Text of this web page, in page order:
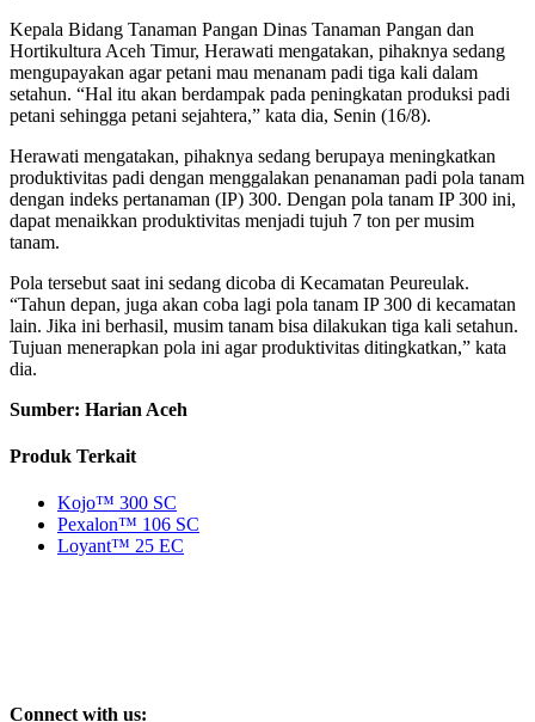
Kepala Bidang Tanaman Pangan Dinas Tanaman Pangan dan
Hortikultura Aceh Timur, Herawati mengatakan, pihaknya sedang
mengupayakan agar petani mau menanam padi tiga kali dalam
setahun. “Hal itu akan berdampak pada peningkatan produksi padi
petani sehingga petani sejahtera,” kata dia, Senin (16/8).
Herawati mengatakan, pihaknya sedang berupaya meningkatkan
produktivitas padi dengan menggalakan penanaman padi pola tanam
dengan indeks pertanaman (IP) 300. Dengan pola tanam IP 300 ini,
dapat menaikkan produktivitas menjadi tujuh 7 ton per musim
tanam.
Pola tersebut saat ini sedang dicoba di Kecamatan Peureulak.
“Tahun depan, juga akan coba lagi pola tanam IP 300 di kecamatan
lain. Jika ini berhasil, musim tanam bisa dilakukan tiga kali setahun.
Tujuan menerapkan pola ini agar produktivitas ditingkatkan,” kata
dia.
Sumber: Harian Aceh
Produk Terkait
Kojo™ 300 SC
Pexalon™ 106 SC
Loyant™ 25 EC
Connect with us: